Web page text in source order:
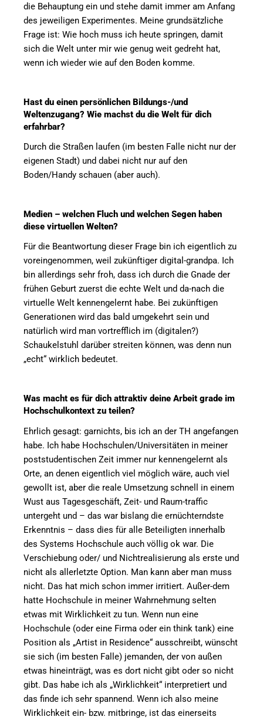
die Behauptung ein und stehe damit immer am Anfang
des jeweiligen Experimentes. Meine grundsätzliche
Frage ist: Wie hoch muss ich heute springen, damit
sich die Welt unter mir wie genug weit gedreht hat,
wenn ich wieder wie auf den Boden komme.
Hast du einen persönlichen Bildungs-/und
Weltenzugang? Wie machst du die Welt für dich
erfahrbar?
Durch die Straßen laufen (im besten Falle nicht nur der
eigenen Stadt) und dabei nicht nur auf den
Boden/Handy schauen (aber auch).
Medien – welchen Fluch und welchen Segen haben
diese virtuellen Welten?
Für die Beantwortung dieser Frage bin ich eigentlich zu
voreingenommen, weil zukünftiger digital-grandpa. Ich
bin allerdings sehr froh, dass ich durch die Gnade der
frühen Geburt zuerst die echte Welt und da-nach die
virtuelle Welt kennengelernt habe. Bei zukünftigen
Generationen wird das bald umgekehrt sein und
natürlich wird man vortrefflich im (digitalen?)
Schaukelstuhl darüber streiten können, was denn nun
„echt“ wirklich bedeutet.
Was macht es für dich attraktiv deine Arbeit grade im
Hochschulkontext zu teilen?
Ehrlich gesagt: garnichts, bis ich an der TH angefangen
habe. Ich habe Hochschulen/Universitäten in meiner
poststudentischen Zeit immer nur kennengelernt als
Orte, an denen eigentlich viel möglich wäre, auch viel
gewollt ist, aber die reale Umsetzung schnell in einem
Wust aus Tagesgeschäft, Zeit- und Raum-traffic
untergeht und – das war bislang die ernüchterndste
Erkenntnis – dass dies für alle Beteiligten innerhalb
des Systems Hochschule auch völlig ok war. Die
Verschiebung oder/ und Nichtrealisierung als erste und
nicht als allerletzte Option. Man kann aber man muss
nicht. Das hat mich schon immer irritiert. Außer-dem
hatte Hochschule in meiner Wahrnehmung selten
etwas mit Wirklichkeit zu tun. Wenn nun eine
Hochschule (oder eine Firma oder ein think tank) eine
Position als „Artist in Residence“ ausschreibt, wünscht
sie sich (im besten Falle) jemanden, der von außen
etwas hineinträgt, was es dort nicht gibt oder so nicht
gibt. Das habe ich als „Wirklichkeit“ interpretiert und
das finde ich sehr spannend. Wenn ich also meine
Wirklichkeit ein- bzw. mitbringe, ist das einerseits